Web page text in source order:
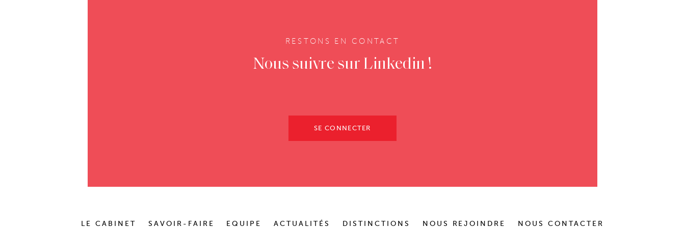
RESTONS EN CONTACT
Nous suivre sur Linkedin !
SE CONNECTER
LE CABINET SAVOIR-FAIRE EQUIPE ACTUALITÉS DISTINCTIONS NOUS REJOINDRE NOUS CONTACTER